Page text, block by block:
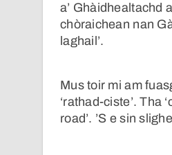
a’ Ghàidhealtachd
chòraichean nan
laghail’.
Mus toir mi am
‘rathad-ciste’. Tha
road’. ’S e sin